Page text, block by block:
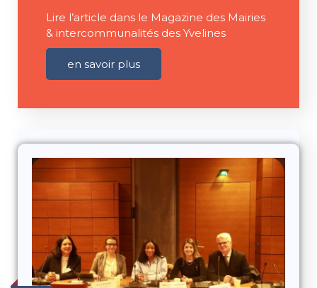
Lire l’article dans le Magazine des Mairies
& intercommunalités des Yvelines
en savoir plus